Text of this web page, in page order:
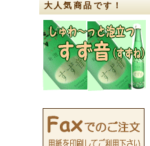
大人気商品です！